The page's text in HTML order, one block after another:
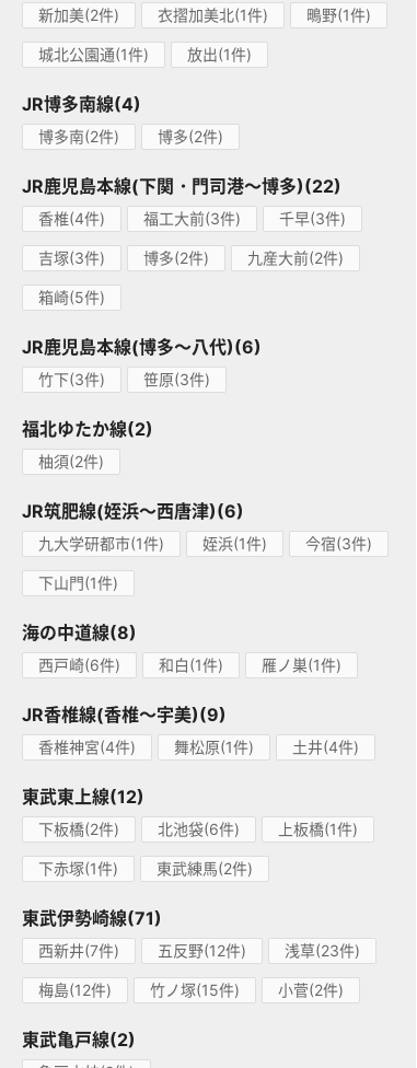
新加美(2件) 衣摺加美北(1件) 鴫野(1件)
城北公園通(1件) 放出(1件)
JR博多南線(4)
博多南(2件) 博多(2件)
JR鹿児島本線(下関・門司港～博多)(22)
香椎(4件) 福工大前(3件) 千早(3件)
吉塚(3件) 博多(2件) 九産大前(2件)
箱崎(5件)
JR鹿児島本線(博多～八代)(6)
竹下(3件) 笹原(3件)
福北ゆたか線(2)
柚須(2件)
JR筑肥線(姪浜～西唐津)(6)
九大学研都市(1件) 姪浜(1件) 今宿(3件)
下山門(1件)
海の中道線(8)
西戸崎(6件) 和白(1件) 雁ノ巣(1件)
JR香椎線(香椎～宇美)(9)
香椎神宮(4件) 舞松原(1件) 土井(4件)
東武東上線(12)
下板橋(2件) 北池袋(6件) 上板橋(1件)
下赤塚(1件) 東武練馬(2件)
東武伊勢崎線(71)
西新井(7件) 五反野(12件) 浅草(23件)
梅島(12件) 竹ノ塚(15件) 小菅(2件)
東武亀戸線(2)